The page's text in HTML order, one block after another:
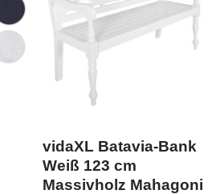
vidaXL Batavia-Bank
Weiß 123 cm
Massivholz Mahagoni